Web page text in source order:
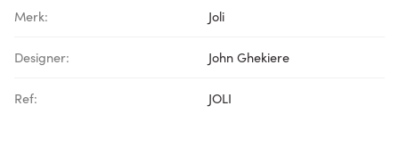
Merk: Joli
Designer: John Ghekiere
Ref: JOLI